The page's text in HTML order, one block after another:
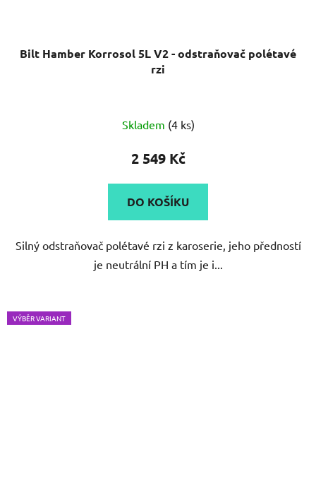
Bilt Hamber Korrosol 5L V2 - odstraňovač polétavé
rzi
hodnocení
produktu
4,7
z
hvězdiček.
Skladem (4 ks)
2 549 Kč
DO KOŠÍKU
Silný odstraňovač polétavé rzi z karoserie, jeho předností
je neutrální PH a tím je i...
VÝBĚR VARIANT